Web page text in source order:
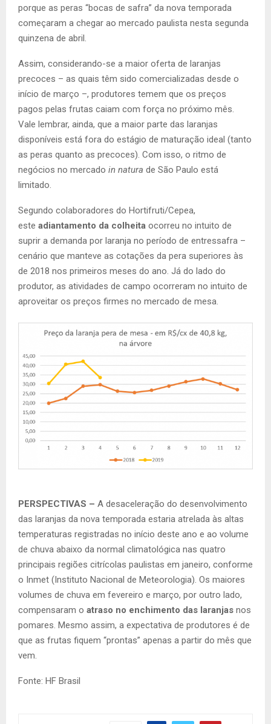
porque as peras “bocas de safra” da nova temporada
começaram a chegar ao mercado paulista nesta segunda
quinzena de abril.
Assim, considerando-se a maior oferta de laranjas
precoces – as quais têm sido comercializadas desde o
início de março –, produtores temem que os preços
pagos pelas frutas caiam com força no próximo mês.
Vale lembrar, ainda, que a maior parte das laranjas
disponíveis está fora do estágio de maturação ideal (tanto
as peras quanto as precoces). Com isso, o ritmo de
negócios no mercado in natura de São Paulo está
limitado.
Segundo colaboradores do Hortifruti/Cepea,
este adiantamento da colheita ocorreu no intuito de
suprir a demanda por laranja no período de entressafra –
cenário que manteve as cotações da pera superiores às
de 2018 nos primeiros meses do ano. Já do lado do
produtor, as atividades de campo ocorreram no intuito de
aproveitar os preços firmes no mercado de mesa.
PERSPECTIVAS – A desaceleração do desenvolvimento
das laranjas da nova temporada estaria atrelada às altas
temperaturas registradas no início deste ano e ao volume
de chuva abaixo da normal climatológica nas quatro
principais regiões citrícolas paulistas em janeiro, conforme
o Inmet (Instituto Nacional de Meteorologia). Os maiores
volumes de chuva em fevereiro e março, por outro lado,
compensaram o atraso no enchimento das laranjas nos
pomares. Mesmo assim, a expectativa de produtores é de
que as frutas fiquem “prontas” apenas a partir do mês que
vem.
Fonte: HF Brasil